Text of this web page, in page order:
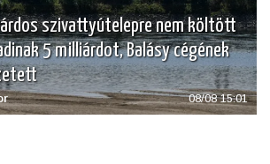
szivattyútelepre nem költött
5 milliárdot, Balásy cégének
08/08 15:01